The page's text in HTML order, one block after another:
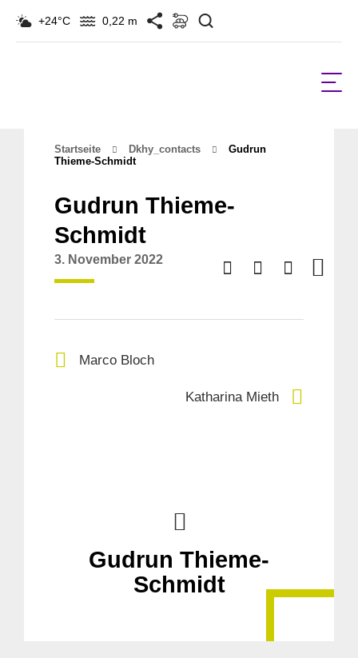
+24°C 0,22 m
Startseite Dkhy_contacts
Gudrun
Thieme-Schmidt
Gudrun Thieme-
Schmidt
3. November 2022
Marco Bloch
Katharina Mieth
Gudrun Thieme-
Schmidt